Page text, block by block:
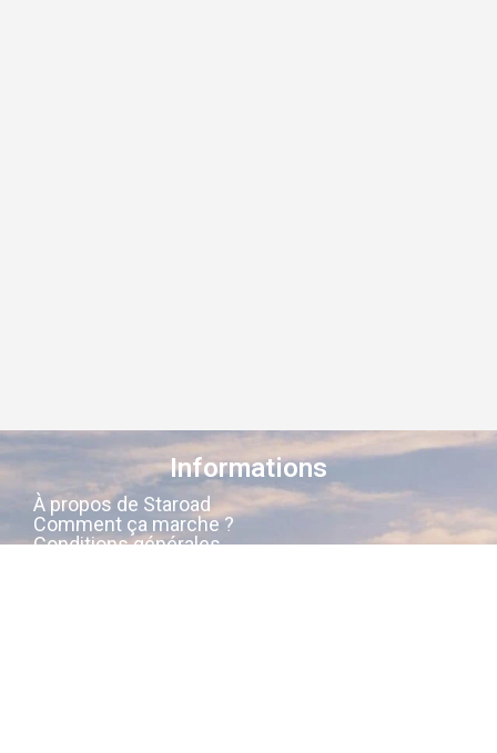
Informations
À propos de Staroad
Comment ça marche ?
Conditions générales